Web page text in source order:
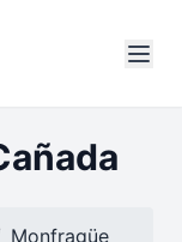
Monfragüe